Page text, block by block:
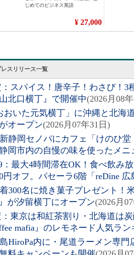
スリリース一覧
スパイス！唐辛子！わさび！3
北口横丁』で開催中(2026月08
おいた元気横丁」に沖縄と北海
オープン(2026月07年31日)
静岡セノバにカフェ「けのひ
岡市内の自慢の味を使ったメニ
：最大4時間滞在OK！食べ飲み
円オフ。パセーラ6階「reDine 広
300名に焼き菓子プレゼント！
が汐留横丁にオープン(2026月
東京は和紅茶割り・北海道は
mafia』のレモネード人気ラ
HiroPa内に・尾道ラーメン専